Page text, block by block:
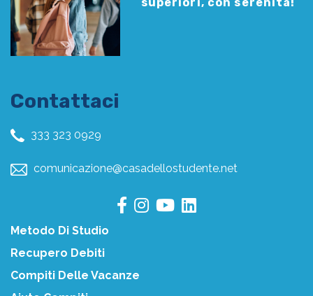
Contattaci
333 323 0929
comunicazione@casadellostudente.net
Metodo Di Studio
Recupero Debiti
Compiti Delle Vacanze